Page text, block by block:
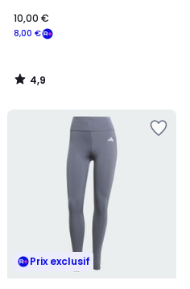
8,00 €
10,00 €
4,9
/
Prix exclusif